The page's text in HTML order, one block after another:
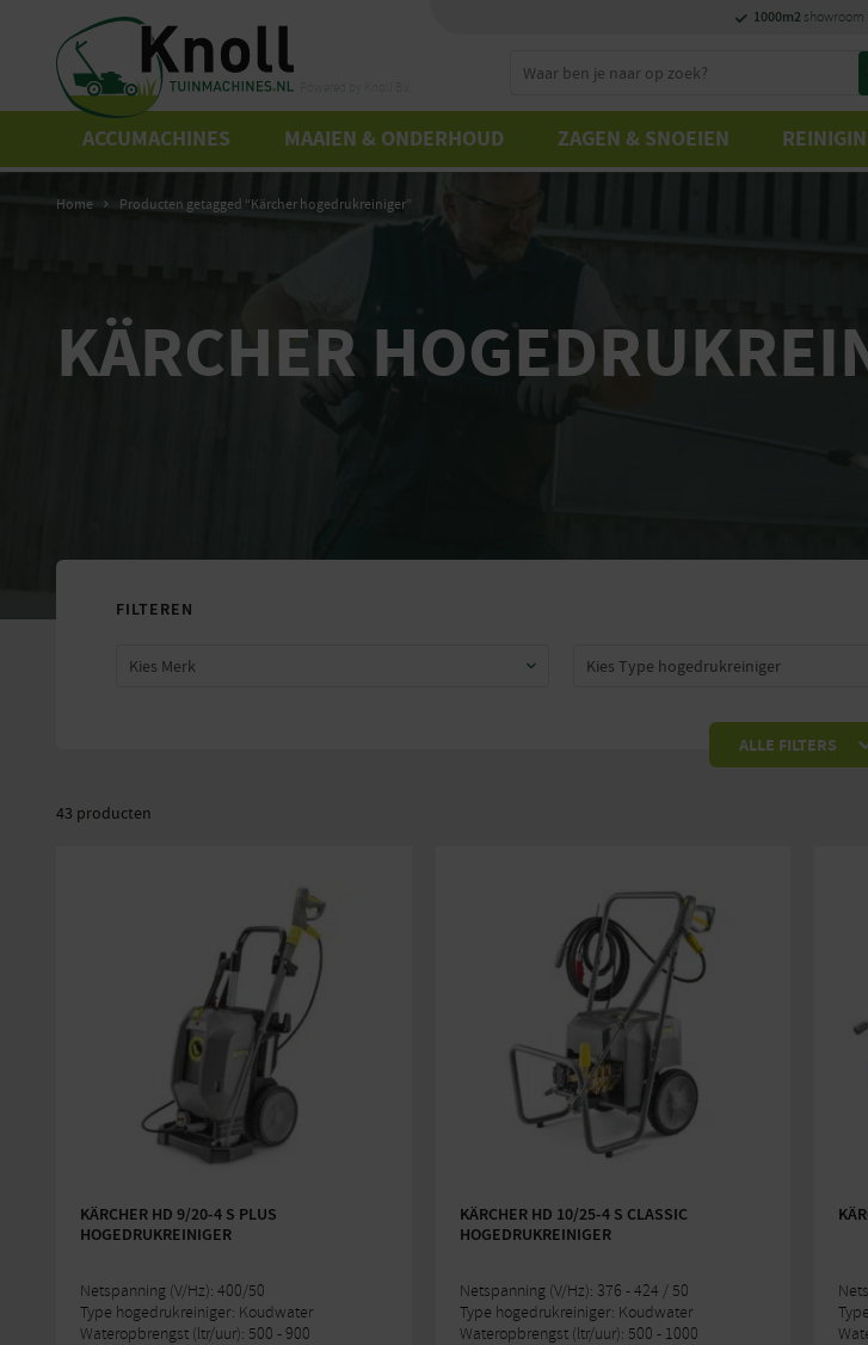
1000m2 showroom
ACCUMACHINES MAAIEN & ONDERHOUD ZAGEN & SNOEIEN
Home Producten getagged “Kärcher hogedrukreiniger”
KÄRCHER
FILTEREN
Kies Merk Kies Type hogedrukreiniger
ALLE FILTERS
43 producten
KÄRCHER HD 9/20-4 S PLUS
HOGEDRUKREINIGER
Netspanning (V/Hz): 400/50
Type hogedrukreiniger: Koudwater
Wateropbrengst (ltr/uur): 500 - 900
KÄRCHER HD 10/25-4 S CLASSIC
HOGEDRUKREINIGER
Netspanning (V/Hz): 376 - 424 / 50
Type hogedrukreiniger: Koudwater
Wateropbrengst (ltr/uur): 500 - 1000